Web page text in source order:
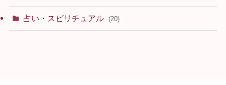
占い・スピリチュアル (20)